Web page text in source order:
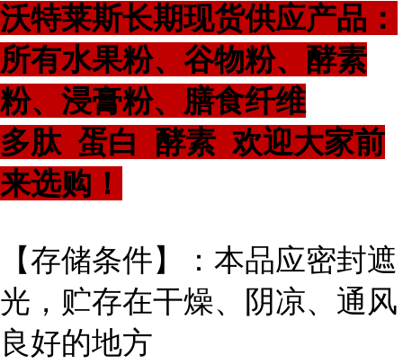
沃特莱斯长期现货供应产品：
所有水果粉、谷物粉、酵素
粉、浸膏粉、膳食纤维
多肽 蛋白 酵素 欢迎大家前
来选购！
【存储条件】：本品应密封遮
光，贮存在干燥、阴凉、通风
良好的地方